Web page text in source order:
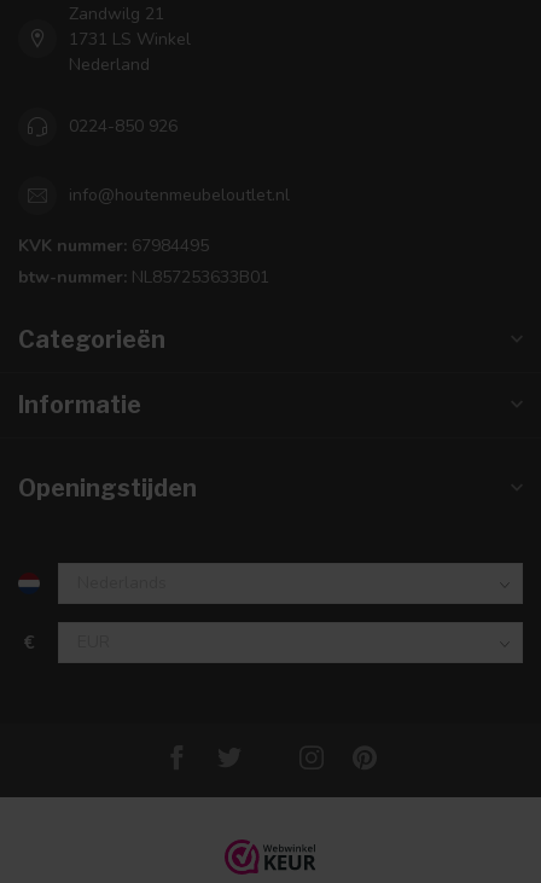
Zandwilg 21
1731 LS Winkel
Nederland
0224-850 926
info@houtenmeubeloutlet.nl
KVK nummer: 67984495
btw-nummer: NL857253633B01
Categorieën
Informatie
Openingstijden
€